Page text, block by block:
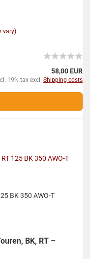
vary)
58,00 EUR
19% tax excl. Shipping costs
BK 350 AWO-T
BK, RT –